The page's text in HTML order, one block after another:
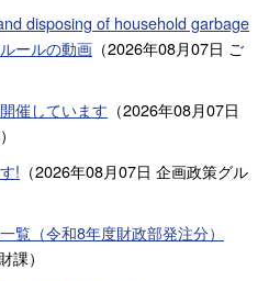
disposing of household garbage
ールの動画 （2026年08月07日 ご
催しています （2026年08月07日
）
! （2026年08月07日 企画政策グル
覧（令和8年度財政部発注分）
課）